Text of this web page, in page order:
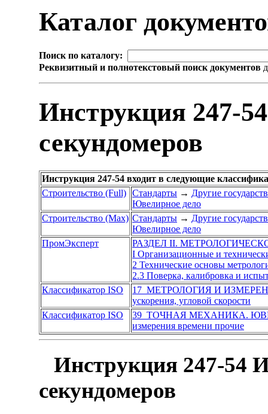
Каталог
Поиск по каталогу:
Реквизитный и полнотекстовый поиск документов
Инструкция 247-
секундомеров
Инструкция 247-54 входит в следующие
Строительство (Full) Стандарты → Другие
Ювелирное дело
Строительство (Max) Стандарты → Другие
Ювелирное дело
ПромЭксперт
РАЗДЕЛ II.
I Организационные и
2 Технические основы
2.3 Поверка, калибровка и
Классификатор ISO
17 МЕТРОЛОГИЯ И
ускорения, угловой скорости
Классификатор ISO
39 ТОЧНАЯ МЕХАНИКА.
измерения времени прочие
Инструкция 247-54
секундомеров